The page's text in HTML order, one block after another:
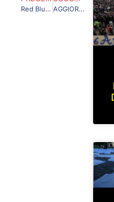
Red Blue Eagles L’Aquila 1978 in curva sud L’Aquila-Prato Venerdi 12 Settembre 2014 AGGIORNAMENTO SEZIONE FOTO R.B.E. 2014/2015 SERIE C